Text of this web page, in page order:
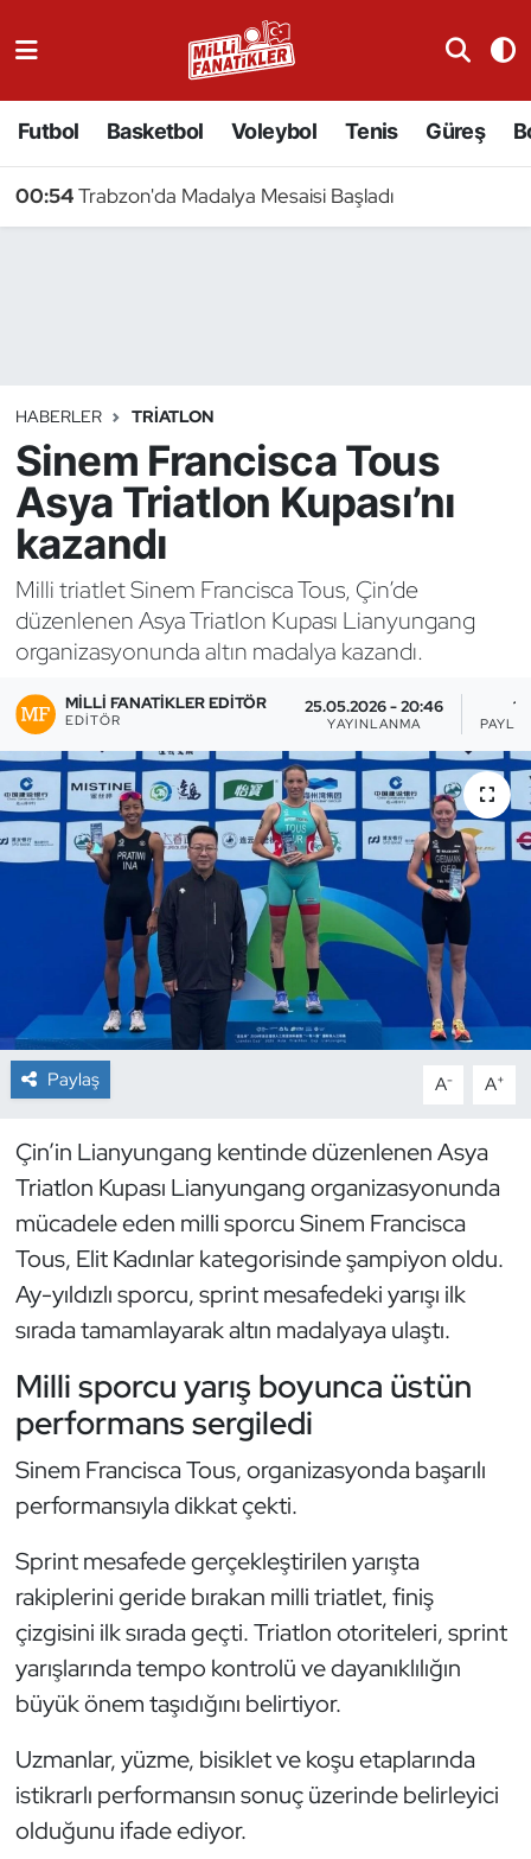
Futbol Basketbol Voleybol Tenis Güreş
00:54Trabzon'da Madalya Mesaisi Başladı
HABERLER TRIATLON
Sinem Francisca Tous
Asya Triatlon Kupası’nı
kazandı
Milli triatlet Sinem Francisca Tous, Çin’de
düzenlenen Asya Triatlon Kupası Lianyungang
organizasyonunda altın madalya kazandı.
MILLI FANATIKLER EDITÖR
EDITÖR
25.05.2026 - 20:46
YAYINLANMA
1
Paylaş A- A+
Çin’in Lianyungang kentinde düzenlenen Asya
Triatlon Kupası Lianyungang organizasyonunda
mücadele eden milli sporcu Sinem Francisca
Tous, Elit Kadınlar kategorisinde şampiyon oldu.
Ay-yıldızlı sporcu, sprint mesafedeki yarışı ilk
sırada tamamlayarak altın madalyaya ulaştı.
Milli sporcu yarış boyunca üstün
performans sergiledi
Sinem Francisca Tous, organizasyonda başarılı
performansıyla dikkat çekti.
Sprint mesafede gerçekleştirilen yarışta
rakiplerini geride bırakan milli triatlet, finiş
çizgisini ilk sırada geçti. Triatlon otoriteleri, sprint
yarışlarında tempo kontrolü ve dayanıklılığın
büyük önem taşıdığını belirtiyor.
Uzmanlar, yüzme, bisiklet ve koşu etaplarında
istikrarlı performansın sonuç üzerinde belirleyici
olduğunu ifade ediyor.
Badminton
Binicilik
Bisiklet
Bocce Bowling Dart
Boks
Briç
Buz Hokeyi
Buz Pateni
Çim Hokeyi
Cimnastik
Curling
Dağcılık
Dövüş Sanatı
E-Spor
Eskrim
Futsal
Genel
Güreş
Halter
Hava Sporları
Hentbol
İşitme Engelli Sporcular